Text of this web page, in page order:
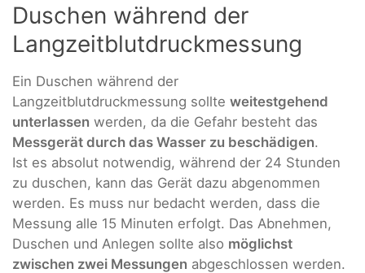
Duschen während der
Langzeitblutdruckmessung
Ein Duschen während der
Langzeitblutdruckmessung sollte weitestgehend
unterlassen werden, da die Gefahr besteht das
Messgerät durch das Wasser zu beschädigen.
Ist es absolut notwendig, während der 24 Stunden
zu duschen, kann das Gerät dazu abgenommen
werden. Es muss nur bedacht werden, dass die
Messung alle 15 Minuten erfolgt. Das Abnehmen,
Duschen und Anlegen sollte also möglichst
zwischen zwei Messungen abgeschlossen werden.